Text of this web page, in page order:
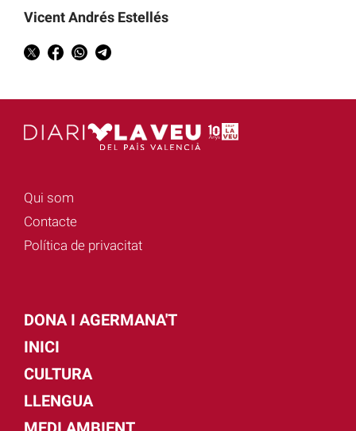
Vicent Andrés Estellés
Qui som
Contacte
Política de privacitat
DONA I AGERMANA'T
INICI
CULTURA
LLENGUA